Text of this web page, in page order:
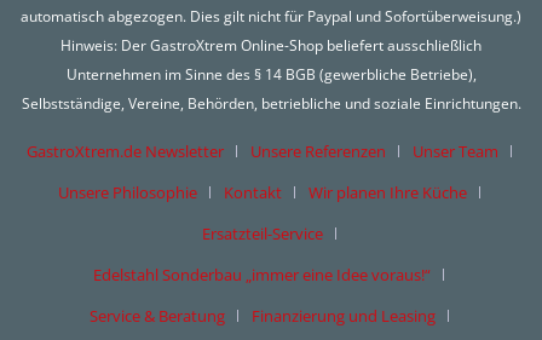
automatisch abgezogen. Dies gilt nicht für Paypal und Sofortüberweisung.)
Hinweis: Der GastroXtrem Online-Shop beliefert ausschließlich
Unternehmen im Sinne des § 14 BGB (gewerbliche Betriebe),
Selbstständige, Vereine, Behörden, betriebliche und soziale Einrichtungen.
GastroXtrem.de Newsletter Unsere Referenzen
Unser Team
Unsere Philosophie
Kontakt
Wir planen Ihre Küche
Ersatzteil-Service
Edelstahl Sonderbau „immer eine Idee voraus!“
Service & Beratung
Finanzierung und Leasing